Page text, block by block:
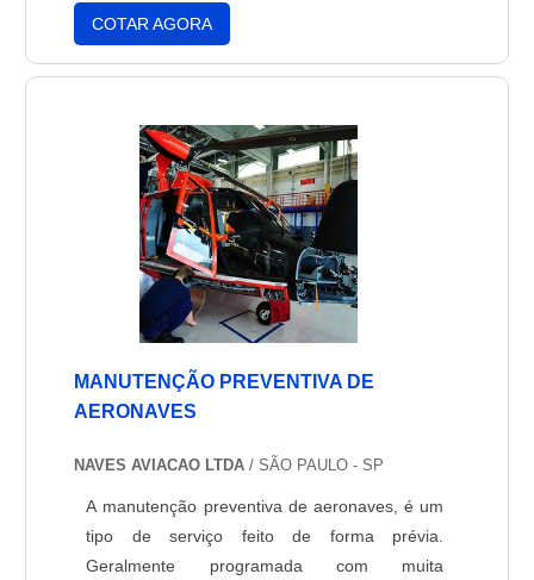
lida com um meio de transporte tão complexo
como o avião é essencial optar por materiais e
ferramentas de confiança. Cada peça garante
sendo responsável ....
COTAR AGORA
MANUTENÇÃO PREVENTIVA DE
AERONAVES
NAVES AVIACAO LTDA / SÃO PAULO - SP
A manutenção preventiva de aeronaves, é um
tipo de serviço feito de forma prévia.
Geralmente programada com muita